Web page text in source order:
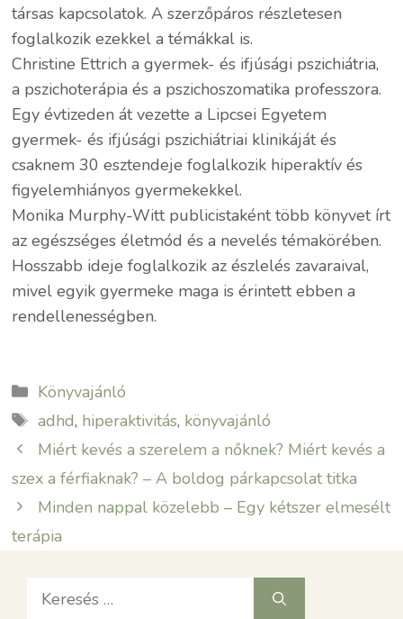
társas kapcsolatok. A szerzőpáros részletesen
foglalkozik ezekkel a témákkal is.
Christine Ettrich a gyermek- és ifjúsági pszichiátria,
a pszichoterápia és a pszichoszomatika professzora.
Egy évtizeden át vezette a Lipcsei Egyetem
gyermek- és ifjúsági pszichiátriai klinikáját és
csaknem 30 esztendeje foglalkozik hiperaktív és
figyelemhiányos gyermekekkel.
Monika Murphy-Witt publicistaként több könyvet írt
az egészséges életmód és a nevelés témakörében.
Hosszabb ideje foglalkozik az észlelés zavaraival,
mivel egyik gyermeke maga is érintett ebben a
rendellenességben.
Kategória
Könyvajánló
Címkék
adhd, hiperaktivitás, könyvajánló
Miért kevés a szerelem a nőknek? Miért kevés a
szex a férfiaknak? – A boldog párkapcsolat titka
Minden nappal közelebb – Egy kétszer elmesélt
terápia
Keresés: